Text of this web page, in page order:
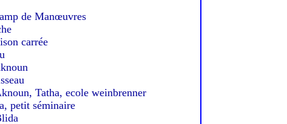
de Manœuvres
carrée
Tatha, ecole weinbrenner
petit séminaire